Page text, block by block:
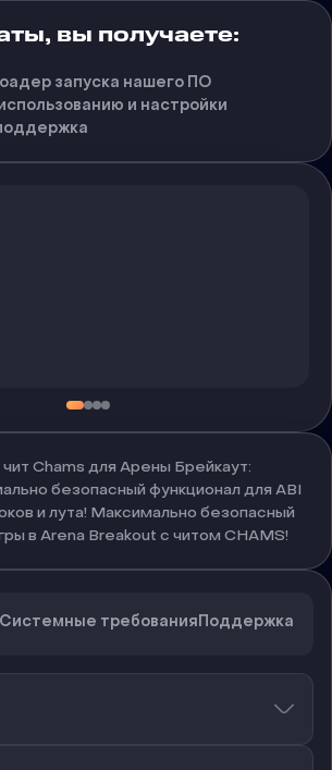
вы получаете:
запуска нашего ПО
и настройки
чит Chams для Арены Брейкаут:
безопасный функционал для ABI
и лута! Максимально безопасный
в Arena Breakout с читом CHAMS!
Системные требованияПоддержка